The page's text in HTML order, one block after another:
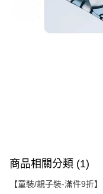
商品相關分類 (1)
【童裝/親子裝-滿件9折】